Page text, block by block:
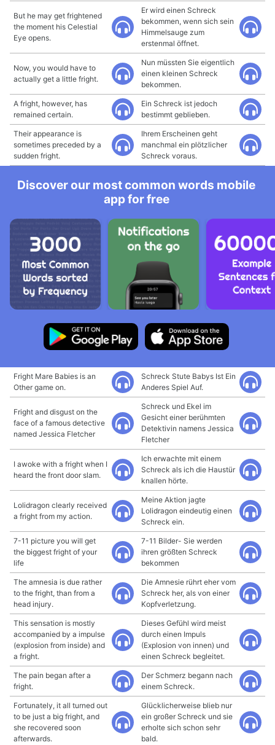
But he may get frightened
the moment his Celestial
Eye opens.
Er wird einen Schreck
bekommen, wenn sich sein
Himmelsauge zum
erstenmal öffnet.
Now, you would have to
actually get a little fright.
Nun müssten Sie eigentlich
einen kleinen Schreck
bekommen.
A fright, however, has
remained certain.
Ein Schreck ist jedoch
bestimmt geblieben.
Their appearance is
sometimes preceded by a
sudden fright.
Ihrem Erscheinen geht
manchmal ein plötzlicher
Schreck voraus.
Discover our most common words mobile
app for free
Fright Mare Babies is an
Other game on.
Schreck Stute Babys Ist Ein
Anderes Spiel Auf.
Fright and disgust on the
face of a famous detective
named Jessica Fletcher
Schreck und Ekel im
Gesicht einer berühmten
Detektivin namens Jessica
Fletcher
I awoke with a fright when I
heard the front door slam.
Ich erwachte mit einem
Schreck als ich die Haustür
knallen hörte.
Lolidragon clearly received
a fright from my action.
Meine Aktion jagte
Lolidragon eindeutig einen
Schreck ein.
7-11 picture you will get
the biggest fright of your
life
7-11 Bilder- Sie werden
ihren größten Schreck
bekommen
The amnesia is due rather
to the fright, than from a
head injury.
Die Amnesie rührt eher vom
Schreck her, als von einer
Kopfverletzung.
This sensation is mostly
accompanied by a impulse
(explosion from inside) and
a fright.
Dieses Gefühl wird meist
durch einen Impuls
(Explosion von innen) und
einen Schreck begleitet.
The pain began after a
fright.
Der Schmerz begann nach
einem Schreck.
Fortunately, it all turned out
to be just a big fright, and
she recovered soon
afterwards.
Glücklicherweise blieb nur
ein großer Schreck und sie
erholte sich schon sehr
bald.